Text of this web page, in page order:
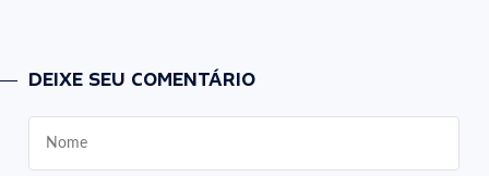
DEIXE SEU COMENTÁRIO